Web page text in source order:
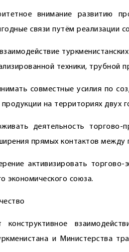
внимание развитию
связи путём реализации
техники, трубной
совместные усилия по
на территориях двух
­деятельность торгово-
прямых контактов между
активизировать торгово-
экономического союза.
конструктивное
и Министерства